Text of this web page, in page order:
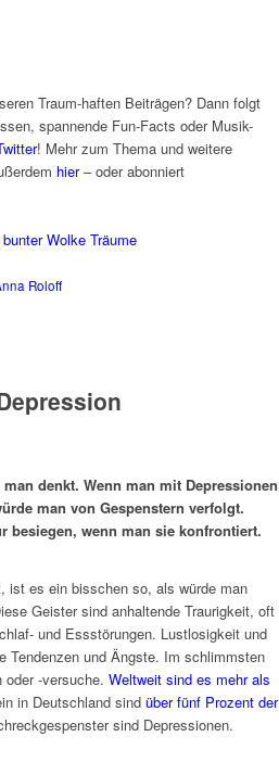
Traum-haften Beiträgen? Dann folgt
spannende Fun-Facts oder Musik-
! Mehr zum Thema und weitere
hier– oder abonniert
Roloff
denkt. Wenn man mit Depressionen
man von Gespenstern verfolgt.
besiegen, wenn man sie konfrontiert.
ist es ein bisschen so, als würde man
Geister sind anhaltende Traurigkeit, oft
und Essstörungen. Lustlosigkeit und
Tendenzen und Ängste. Im schlimmsten
-versuche. Weltweit sind es mehr als
in Deutschland sind über fünf Prozent der
sind Depressionen.